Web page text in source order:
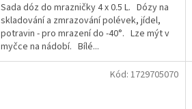
Sada dóz do mrazničky 4 x 0.5 L. Dózy na
skladování a zmrazování polévek, jídel,
potravin - pro mrazení do -40°. Lze mýt v
myčce na nádobí. Bílé...
Kód: 1729705070